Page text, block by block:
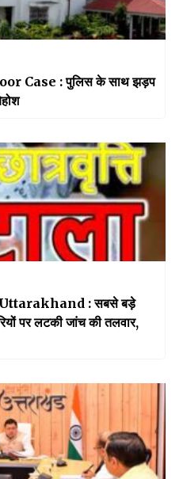
Case : पुलिस के साथ झड़प
: सबसे बड़े
पर लटकी जांच की तलवार,